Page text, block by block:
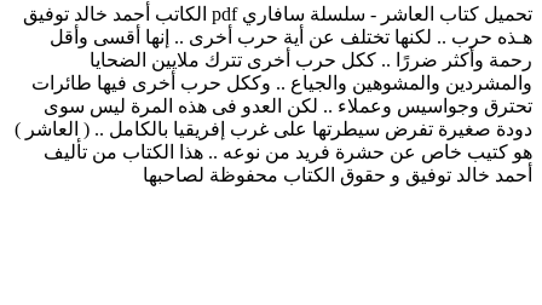
تحميل كتاب العاشر - سلسلة سافاري pdf الكاتب أحمد خالد توفيق
هـذه حرب .. لكنها تختلف عن أية حرب أخرى .. إنها أقسى وأقل
رحمة وأكثر ضررًا .. ككل حرب أخرى تترك ملايين الضحايا
والمشردين والمشوهين والجياع .. وككل حرب أخرى فيها طائرات
تحترق وجواسيس وعملاء .. لكن العدو فى هذه المرة ليس سوى
دودة صغيرة تفرض سيطرتها على غرب إفريقيا بالكامل .. ( العاشر )
هو كتيب خاص عن حشرة فريد من نوعه .. هذا الكتاب من تأليف
أحمد خالد توفيق و حقوق الكتاب محفوظة لصاحبها